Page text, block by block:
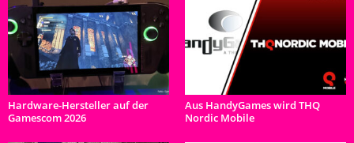
Hardware-Hersteller auf der
Gamescom 2026
Aus HandyGames wird THQ
Nordic Mobile